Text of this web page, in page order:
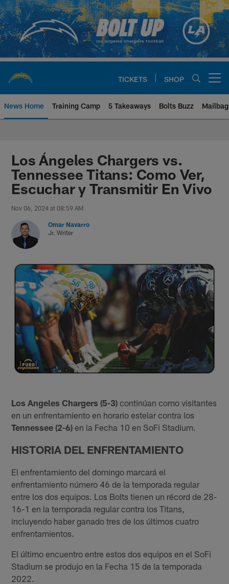
Skip
to
main
content
TICKETS SHOP
News Home Training Camp 5 Takeaways Bolts Buzz Mailbag
Chargers Official Site | Los
Los Ángeles Chargers vs.
Tennessee Titans: Como Ver,
Escuchar y Transmitir En Vivo
Nov 06, 2024 at 08:59 AM
Omar Navarro
Jr. Writer
Los Angeles Chargers (5-3) continúan como visitantes
en un enfrentamiento en horario estelar contra los
Tennessee (2-6) en la Fecha 10 en SoFi Stadium.
HISTORIA DEL ENFRENTAMIENTO
El enfrentamiento del domingo marcará el
enfrentamiento número 46 de la temporada regular
entre los dos equipos. Los Bolts tienen un récord de 28-
16-1 en la temporada regular contra los Titans,
incluyendo haber ganado tres de los últimos cuatro
enfrentamientos.
El último encuentro entre estos dos equipos en el SoFi
Stadium se produjo en la Fecha 15 de la temporada
2022.